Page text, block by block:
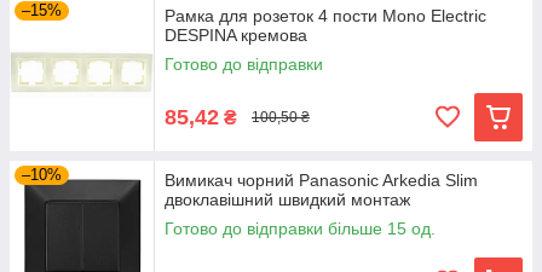
–15%
Рамка для розеток 4 пости Mono Electric
DESPINA кремова
Готово до відправки
85,42 ₴ 100,50 ₴
–10%
Вимикач чорний Panasonic Arkedia Slim
двоклавішний швидкий монтаж
Готово до відправки більше 15 од.